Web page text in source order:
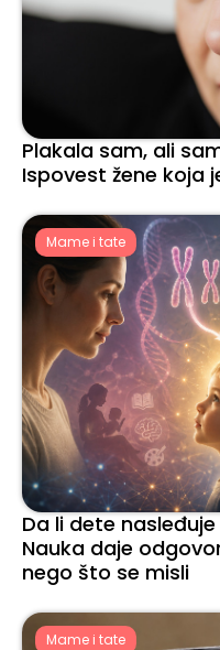
Plakala sam, ali
Ispovest žene koja
Mame i tate
Da li dete
Nauka daje
nego što se misli
Mame i tate